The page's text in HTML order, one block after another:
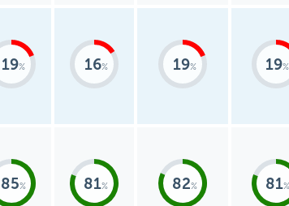
19 16 19 19
85 81 82 81